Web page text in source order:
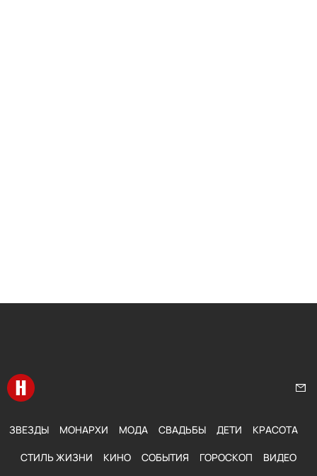
Перейти на главную
ЗВЕЗДЫ МОНАРХИ МОДА СВАДЬБЫ ДЕТИ КРАСОТА
СТИЛЬ ЖИЗНИ КИНО СОБЫТИЯ ГОРОСКОП ВИДЕО